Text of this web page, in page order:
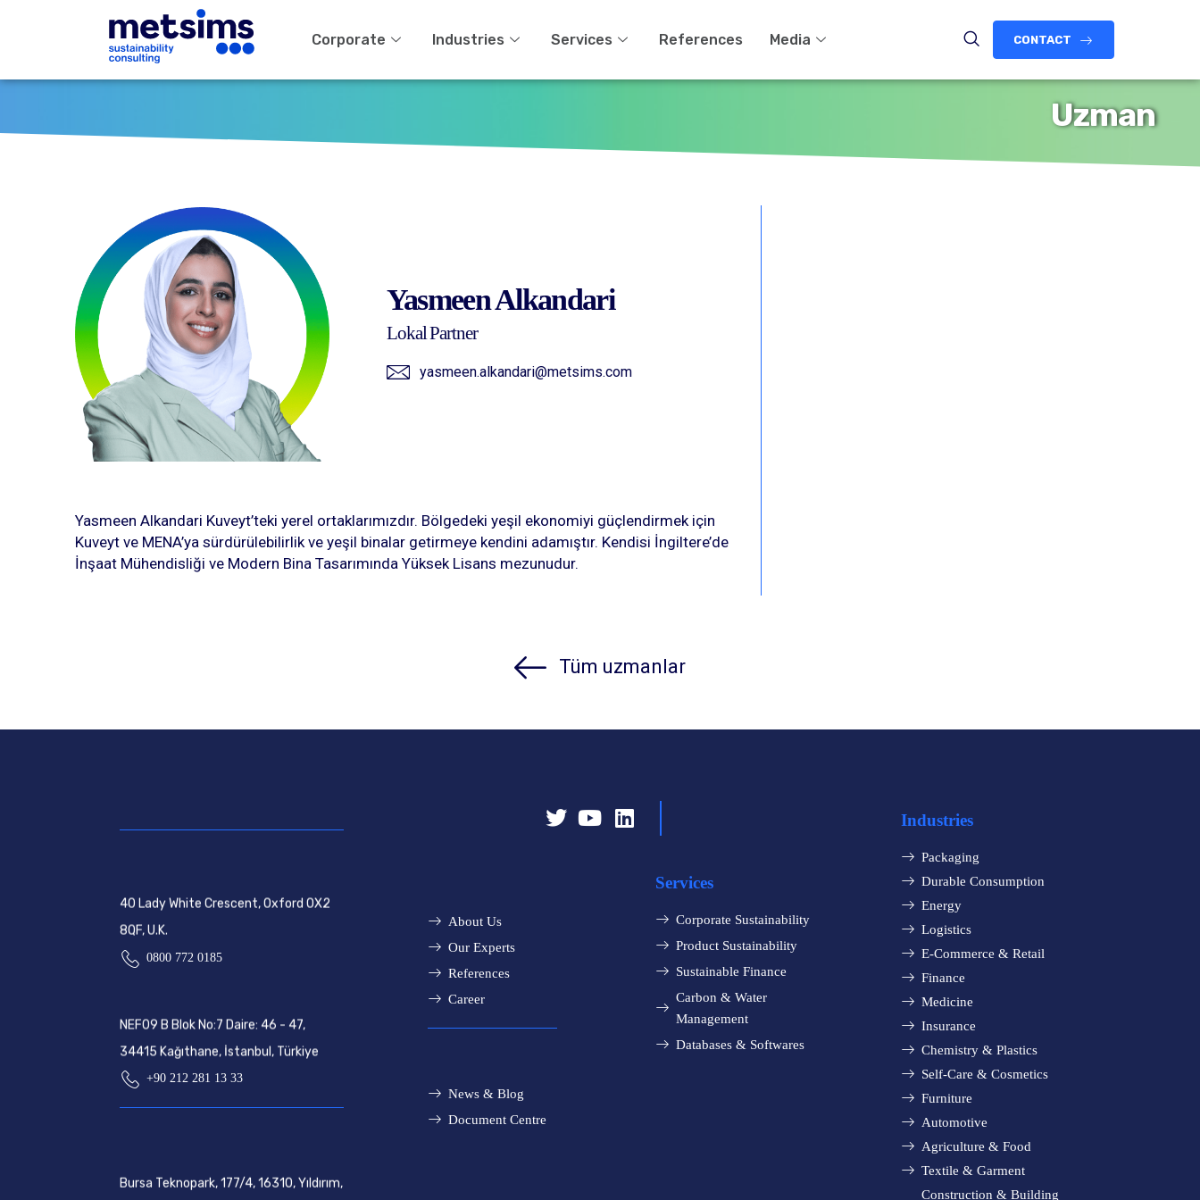
Corporate Industries Services References Media CONTACT
Uzman
Yasmeen Alkandari
Lokal Partner
yasmeen.alkandari@metsims.com
Yasmeen Alkandari Kuveyt’teki yerel ortaklarımızdır. Bölgedeki yeşil ekonomiyi güçlendirmek için
Kuveyt ve MENA’ya sürdürülebilirlik ve yeşil binalar getirmeye kendini adamıştır. Kendisi İngiltere’de
İnşaat Mühendisliği ve Modern Bina Tasarımında Yüksek Lisans mezunudur.
Tüm uzmanlar
40 Lady White Crescent, Oxford OX2
8QF, U.K.
0800 772 0185
NEF09 B Blok No:7 Daire: 46 - 47,
34415 Kağıthane, İstanbul, Türkiye
+90 212 281 13 33
Bursa Teknopark, 177/4, 16310, Yıldırım,
About Us
Our Experts
References
Career
News & Blog
Document Centre
Services
Corporate Sustainability
Product Sustainability
Sustainable Finance
Carbon & Water
Management
Databases & Softwares
Industries
Packaging
Durable Consumption
Energy
Logistics
E-Commerce & Retail
Finance
Medicine
Insurance
Chemistry & Plastics
Self-Care & Cosmetics
Furniture
Automotive
Agriculture & Food
Textile & Garment
Construction & Building